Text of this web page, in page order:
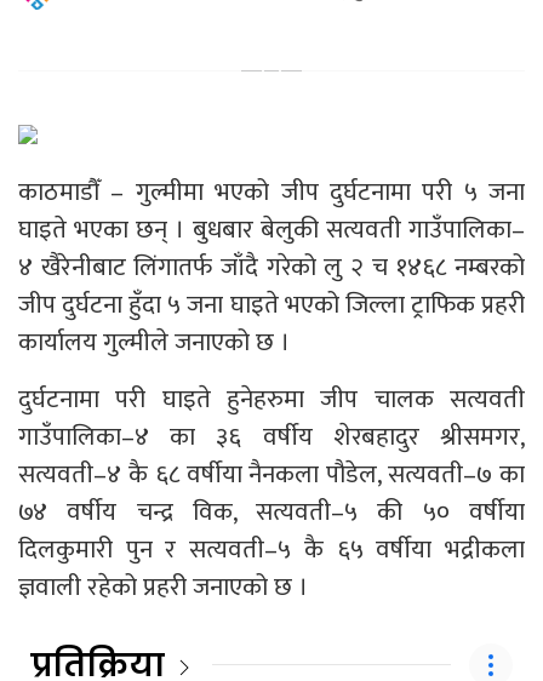
काठमाडौँ – गुल्मीमा भएको जीप दुर्घटनामा परी ५ जना
घाइते भएका छन् । बुधबार बेलुकी सत्यवती गाउँपालिका–
४ खैरेनीबाट लिंगातर्फ जाँदै गरेको लु २ च १४६८ नम्बरको
जीप दुर्घटना हुँदा ५ जना घाइते भएको जिल्ला ट्राफिक प्रहरी
कार्यालय गुल्मीले जनाएको छ ।
दुर्घटनामा परी घाइते हुनेहरुमा जीप चालक सत्यवती
गाउँपालिका–४ का ३६ वर्षीय शेरबहादुर श्रीसमगर,
सत्यवती–४ कै ६८ वर्षीया नैनकला पौडेल, सत्यवती–७ का
७४ वर्षीय चन्द्र विक, सत्यवती–५ की ५० वर्षीया
दिलकुमारी पुन र सत्यवती–५ कै ६५ वर्षीया भद्रीकला
ज्ञवाली रहेको प्रहरी जनाएको छ ।
प्रतिक्रिया